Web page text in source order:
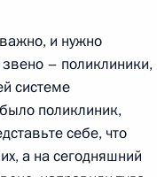
и нужно
– поликлиники,
системе
поликлиник,
себе, что
а на сегодняшний